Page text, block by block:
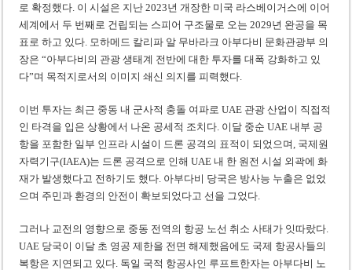
로 확정했다. 이 시설은 지난 2023년 개장한 미국 라스베이거스에 이어
세계에서 두 번째로 건립되는 스피어 구조물로 오는 2029년 완공을 목
표로 하고 있다. 모하메드 칼리파 알 무바라크 아부다비 문화관광부 의
장은 “아부다비의 관광 생태계 전반에 대한 투자를 대폭 강화하고 있
다”며 목적지로서의 이미지 쇄신 의지를 피력했다.
이번 투자는 최근 중동 내 군사적 충돌 여파로 UAE 관광 산업이 직접적
인 타격을 입은 상황에서 나온 공세적 조치다. 이달 중순 UAE 내부 공
항을 포함한 일부 인프라 시설이 드론 공격의 표적이 되었으며, 국제원
자력기구(IAEA)는 드론 공격으로 인해 UAE 내 한 원전 시설 외곽에 화
재가 발생했다고 전하기도 했다. 아부다비 당국은 방사능 누출은 없었
으며 주민과 환경의 안전이 확보되었다고 선을 그었다.
그러나 교전의 영향으로 중동 전역의 항공 노선 취소 사태가 잇따랐다.
UAE 당국이 이달 초 영공 제한을 전면 해제했음에도 국제 항공사들의
복항은 지연되고 있다. 독일 국적 항공사인 루프트한자는 아부다비 노